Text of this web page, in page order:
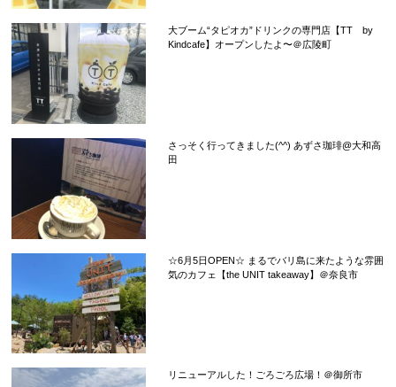
大ブーム“タピオカ”ドリンクの専門店【TT by
Kindcafe】オープンしたよ〜＠広陵町
さっそく行ってきました(^^) あずさ珈琲@大和高
田
☆6月5日OPEN☆ まるでバリ島に来たような雰囲
気のカフェ【the UNIT takeaway】＠奈良市
リニューアルした！ごろごろ広場！＠御所市